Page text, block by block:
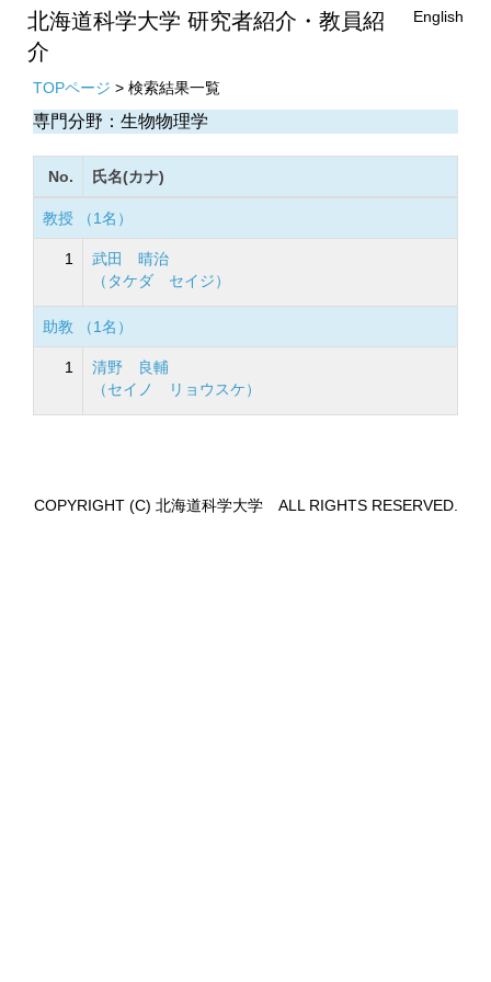
北海道科学大学 研究者紹介・教員紹
介
English
TOPページ > 検索結果一覧
専門分野：生物物理学
No. 氏名(カナ)
教授 （1名）
1
武田 晴治
（タケダ セイジ）
助教 （1名）
1
清野 良輔
（セイノ リョウスケ）
COPYRIGHT (C) 北海道科学大学 ALL RIGHTS RESERVED.